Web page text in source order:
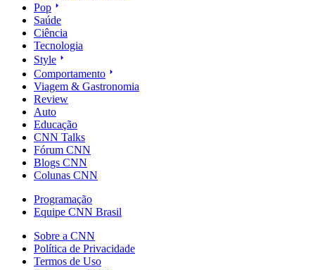
Pop
Saúde
Ciência
Tecnologia
Style
Comportamento
Viagem & Gastronomia
Review
Auto
Educação
CNN Talks
Fórum CNN
Blogs CNN
Colunas CNN
Programação
Equipe CNN Brasil
Sobre a CNN
Política de Privacidade
Termos de Uso